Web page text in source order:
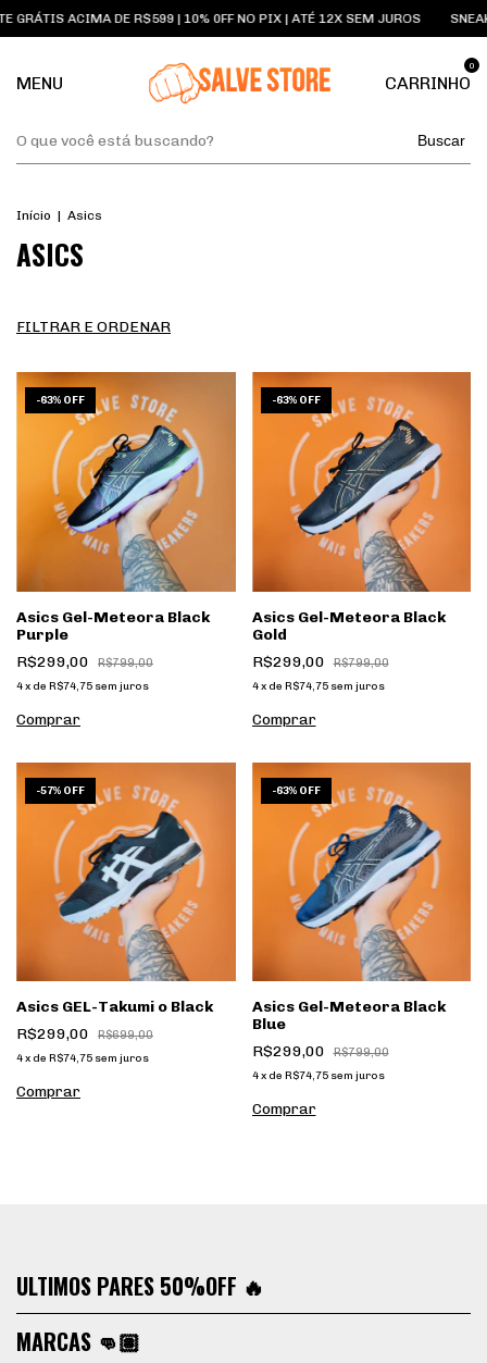
GRÁTIS ACIMA DE R$599 | 10% 0FF NO PIX | ATÉ 12X SEM JUROS
MENU CARRINHO
0
Buscar
Início | Asics
ASICS
FILTRAR E ORDENAR
1/5
-63% OFF
Asics Gel-Meteora Black
Purple
R$299,00
R$799,00
4x de R$74,75 sem juros
Comprar
1/5
-63% OFF
Asics Gel-Meteora Black
Gold
R$299,00
R$799,00
4 x de R$74,75 sem juros
Comprar
1/5
-57% OFF
Asics GEL-Takumi o Black
R$299,00
R$699,00
4x de R$74,75 sem juros
Comprar
1/5
-63% OFF
Asics Gel-Meteora Black
Blue
R$299,00
R$799,00
4 x de R$74,75 sem juros
Comprar
ULTIMOS PARES 50%OFF 🔥
MARCAS 👊🏽